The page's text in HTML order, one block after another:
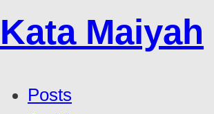
Kata Maiyah
Posts